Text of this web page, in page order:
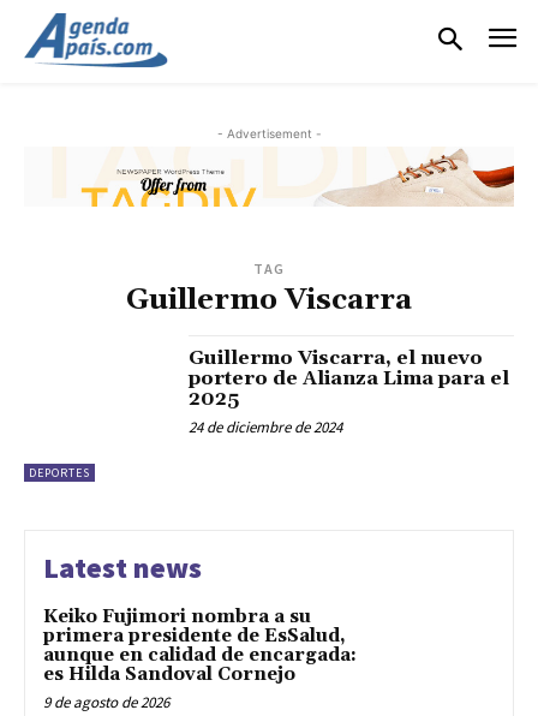
- Advertisement -
TAG
Guillermo Viscarra
DEPORTES
Guillermo Viscarra, el nuevo
portero de Alianza Lima para el
2025
24 de diciembre de 2024
Latest news
Keiko Fujimori nombra a su
primera presidente de EsSalud,
aunque en calidad de encargada:
es Hilda Sandoval Cornejo
9 de agosto de 2026